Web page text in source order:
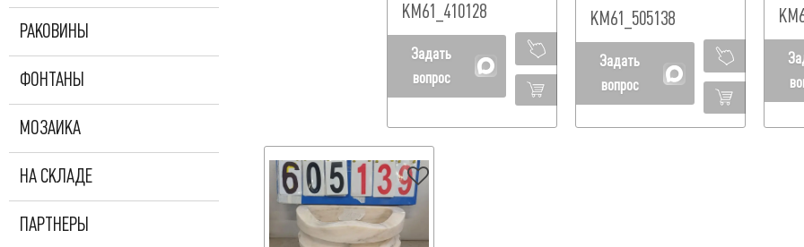
РАКОВИНЫ
ФОНТАНЫ
МОЗАИКА
НА СКЛАДЕ
ПАРТНЕРЫ
КМ61_410128
Задать
вопрос
КМ61_505138
Задать
вопрос